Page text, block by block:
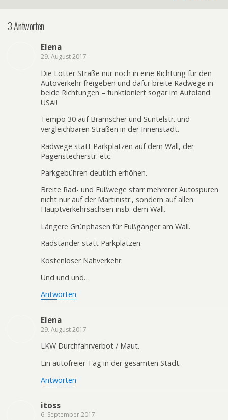
3 Antworten
Elena
29. August 2017
Die Lotter Straße nur noch in eine Richtung für den
Autoverkehr freigeben und dafür breite Radwege in
beide Richtungen – funktioniert sogar im Autoland
USA!!
Tempo 30 auf Bramscher und Süntelstr. und
vergleichbaren Straßen in der Innenstadt.
Radwege statt Parkplätzen auf dem Wall, der
Pagenstecherstr. etc.
Parkgebühren deutlich erhöhen.
Breite Rad- und Fußwege starr mehrerer Autospuren
nicht nur auf der Martinistr., sondern auf allen
Hauptverkehrsachsen insb. dem Wall.
Längere Grünphasen für Fußgänger am Wall.
Radständer statt Parkplätzen.
Kostenloser Nahverkehr.
Und und und…
Antworten
Elena
29. August 2017
LKW Durchfahrverbot / Maut.
Ein autofreier Tag in der gesamten Stadt.
Antworten
itoss
6. September 2017